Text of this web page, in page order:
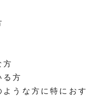
方
る方
うな方に特におす